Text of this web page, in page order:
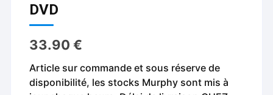
DVD
33.90€
Article sur commande et sous réserve de
disponibilité, les stocks Murphy sont mis à